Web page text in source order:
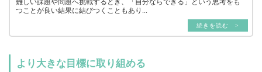
難しい課題や問題へ挑戦するとき、「自分ならできる」という思考をも
つことが良い結果に結びつくこともあり...
続きを読む >
より大きな目標に取り組める